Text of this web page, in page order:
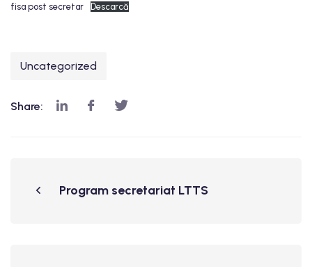
fisa post secretar Descarcă
Uncategorized
Share:
Program secretariat LTTS